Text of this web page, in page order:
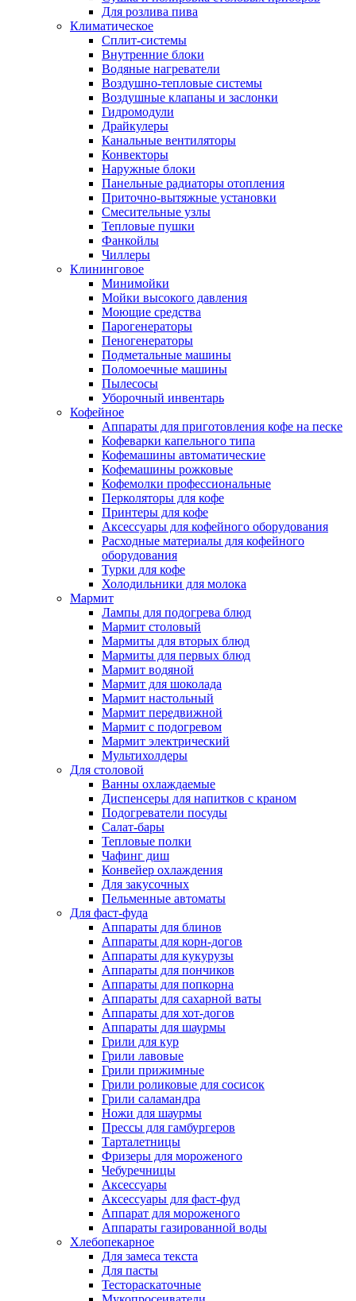
Для розлива пива
Климатическое
Сплит-системы
Внутренние блоки
Водяные нагреватели
Воздушно-тепловые системы
Воздушные клапаны и заслонки
Гидромодули
Драйкулеры
Канальные вентиляторы
Конвекторы
Наружные блоки
Панельные радиаторы отопления
Приточно-вытяжные установки
Смесительные узлы
Тепловые пушки
Фанкойлы
Чиллеры
Клининговое
Минимойки
Мойки высокого давления
Моющие средства
Парогенераторы
Пеногенераторы
Подметальные машины
Поломоечные машины
Пылесосы
Уборочный инвентарь
Кофейное
Аппараты для приготовления кофе на песке
Кофеварки капельного типа
Кофемашины автоматические
Кофемашины рожковые
Кофемолки профессиональные
Перколяторы для кофе
Принтеры для кофе
Аксессуары для кофейного оборудования
Расходные материалы для кофейного
оборудования
Турки для кофе
Холодильники для молока
Мармит
Лампы для подогрева блюд
Мармит столовый
Мармиты для вторых блюд
Мармиты для первых блюд
Мармит водяной
Мармит для шоколада
Мармит настольный
Мармит передвижной
Мармит с подогревом
Мармит электрический
Мультихолдеры
Для столовой
Ванны охлаждаемые
Диспенсеры для напитков с краном
Подогреватели посуды
Салат-бары
Тепловые полки
Чафинг диш
Конвейер охлаждения
Для закусочных
Пельменные автоматы
Для фаст-фуда
Аппараты для блинов
Аппараты для корн-догов
Аппараты для кукурузы
Аппараты для пончиков
Аппараты для попкорна
Аппараты для сахарной ваты
Аппараты для хот-догов
Аппараты для шаурмы
Грили для кур
Грили лавовые
Грили прижимные
Грили роликовые для сосисок
Грили саламандра
Ножи для шаурмы
Прессы для гамбургеров
Тарталетницы
Фризеры для мороженого
Чебуречницы
Аксессуары
Аксессуары для фаст-фуд
Аппарат для мороженого
Аппараты газированной воды
Хлебопекарное
Для замеса текста
Для пасты
Тестораскаточные